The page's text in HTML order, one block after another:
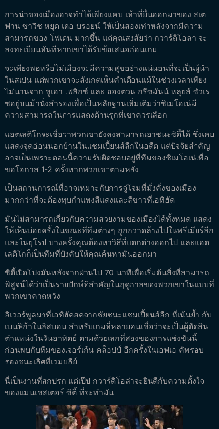
การนำของเมืองอาจทำได้เพียงแคบ เท้าที่ยื่นออกมาของ สเต
ฟาน ซาวิช หยุด เดอ บรอยน์ ให้เป็นสองเท่าหลังจากมีความ
สามารถของ โฟเดน มากขึ้น แต่คุณสงสัยว่า กวาร์ดิโอลา จะ
ลงทะเบียนทันทีหากเขาได้รับข้อเสนอก่อนเกม
จะเพียงพอหรือไม่เมืองจะมีความสุขอย่างแน่นอนที่จะเป็นผู้นำ
ในสเปน แต่พวกเขาจะสังเกตเห็นคำเตือนแม้ในช่วงเวลาเพียง
ไม่นานจาก ชูเอา เฟลิกซ์ และ อองตวน กรีซมันน์ หลุยส์ ซัวเร
ซอยู่บนม้านั่งสำรองเพื่อเป็นหลักฐานเพิ่มเติมว่าซิเมโอเน่มี
ความสามารถในการแสดงด้านรุกที่เขาควรเลือก
แอตเลติโกจะเชื่อว่าพวกเขายังคงสามารถเอาชนะซิตี้ได้ ซึ่งเคย
แสดงจุดอ่อนนอกบ้านในแชมเปี้ยนส์ลีกในอดีต แต่ปัจจัยสำคัญ
อาจเป็นเพราะตอนนี้ความรับผิดชอบอยู่ที่ทีมของซิเมโอเน่เพื่อ
ขอโอกาส 1-2 ครั้งหากพวกเขาตามหลัง
เป็นสถานการณ์ที่อาจเหมาะกับการจู่โจมที่มั่งคั่งของเมือง
มากกว่าที่จะต้องทุบกำแพงสีแดงและสีขาวที่เอทิฮัด
มันไม่สามารถเกี่ยวกับความสวยงามของเมืองได้ทั้งหมด แสดง
ให้เห็นบ่อยครั้งในขณะที่ทีมต่างๆ ถูกกวาดล้างไปในพรีเมียร์ลีก
และในยุโรป บางครั้งคุณต้องหาวิธีที่แตกต่างออกไป และแอต
เลติโกก็เป็นทีมที่บังคับให้คุณค้นหามันออกมา
ซิตี้เปิดโปงมันหลังจากผ่านไป 70 นาทีเพื่อเริ่มต้นสิ่งที่สามารถ
พิสูจน์ได้ว่าเป็นรายปักษ์ที่สำคัญในฤดูกาลของพวกเขาในแบบที่
พวกเขาคาดหวัง
ลิเวอร์พูลมาที่เอทิฮัดสดจากชัยชนะแชมเปี้ยนส์ลีก ที่เน้นย้ำ กับ
เบนฟิก้าในลิสบอน สำหรับเกมที่หลายคนเชื่อว่าจะเป็นผู้ตัดสิน
ตำแหน่งในวันอาทิตย์ ตามด้วยเลกที่สองของการแข่งขันนี้
ก่อนพบกับทีมของเจอร์เก้น คล็อปป์ อีกครั้งในเอฟเอ คัพรอบ
รองชนะเลิศที่เวมบลีย์
นี่เป็นงานที่สกปรก แต่เป๊ป กวาร์ดิโอล่าจะยินดีกับความตั้งใจ
ของแมนเชสเตอร์ ซิตี้ ที่จะทำมัน